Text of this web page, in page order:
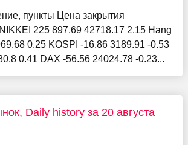
пункты Цена закрытия
225 897.69 42718.17 2.15 Hang
0.25 KOSPI -16.86 3189.91 -0.53
0.41 DAX -56.56 24024.78 -0.23...
Daily history за 20 августа